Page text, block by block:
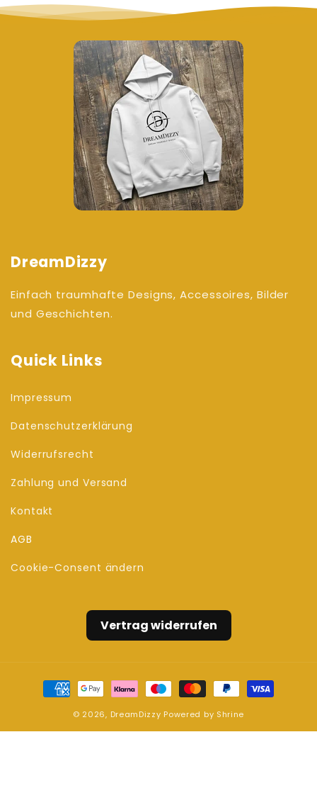
DreamDizzy
Einfach traumhafte Designs, Accessoires, Bilder
und Geschichten.
Quick Links
Impressum
Datenschutzerklärung
Widerrufsrecht
Zahlung und Versand
Kontakt
AGB
Cookie-Consent ändern
Vertrag widerrufen
Zahlungsmethoden
© 2026, DreamDizzy Powered by Shrine